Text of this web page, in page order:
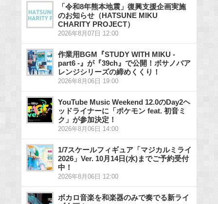
「令和8年熊本地震」復興支援企画実施
のお知らせ（HATSUNE MIKU
CHARITY PROJECT）
2026年8月07日 12:00
作業用BGM『STUDY WITH MIKU -
part6 -』が『39ch』で公開！ボサノバア
レンジシリーズの締めくくり！
2026年8月06日 19:00
YouTube Music Weekend 12.0のDay2ヘ
ッドライナーに「ポケモン feat. 初音ミ
ク」が参加決定！
2026年8月06日 14:00
1/7スケールフィギュア「マジカルミライ
2026」Ver. 10月14日(水)までご予約受付
中！
2026年8月06日 12:00
ボカロ音楽を和楽器のみで奏でる新ライ